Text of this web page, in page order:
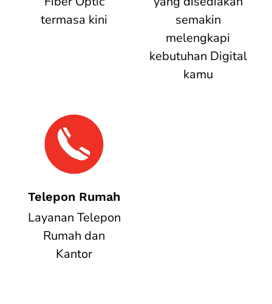
termasa kini
semakin
melengkapi
kebutuhan Digital
kamu
Telepon Rumah
Layanan Telepon
Rumah dan
Kantor